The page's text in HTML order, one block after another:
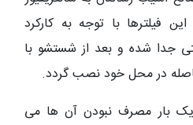
فیلترها با توجه به کارکرد
جدا شده و بعد از شستشو با
در محل خود نصب گردد.
یک بار مصرف نبودن آن ها می